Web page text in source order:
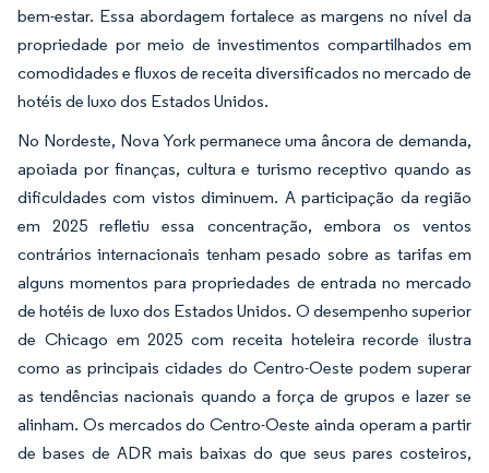
bem-estar. Essa abordagem fortalece as margens no nível da
propriedade por meio de investimentos compartilhados em
comodidades e fluxos de receita diversificados no mercado de
hotéis de luxo dos Estados Unidos.
No Nordeste, Nova York permanece uma âncora de demanda,
apoiada por finanças, cultura e turismo receptivo quando as
dificuldades com vistos diminuem. A participação da região
em 2025 refletiu essa concentração, embora os ventos
contrários internacionais tenham pesado sobre as tarifas em
alguns momentos para propriedades de entrada no mercado
de hotéis de luxo dos Estados Unidos. O desempenho superior
de Chicago em 2025 com receita hoteleira recorde ilustra
como as principais cidades do Centro-Oeste podem superar
as tendências nacionais quando a força de grupos e lazer se
alinham. Os mercados do Centro-Oeste ainda operam a partir
de bases de ADR mais baixas do que seus pares costeiros,